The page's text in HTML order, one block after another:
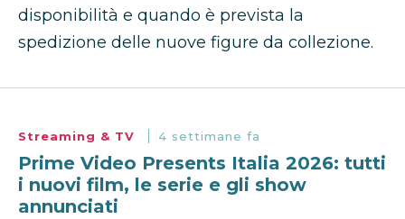
disponibilità e quando è prevista la
spedizione delle nuove figure da collezione.
Streaming & TV 4 settimane fa
Prime Video Presents Italia 2026: tutti
i nuovi film, le serie e gli show
annunciati